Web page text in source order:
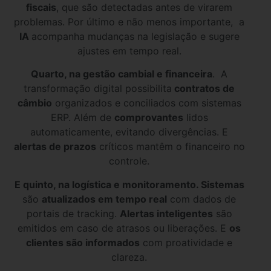
fiscais , que são detectadas antes de virarem
problemas. Por último e não menos importante, a
IA acompanha mudanças na legislação e sugere
ajustes em tempo real.
Quarto, na gestão cambial e financeira. A
transformação digital possibilita contratos de
câmbio organizados e conciliados com sistemas
ERP. Além de comprovantes lidos
automaticamente, evitando divergências. E
alertas de prazos críticos mantêm o financeiro no
controle.
E quinto, na logística e monitoramento. Sistemas
são atualizados em tempo real com dados de
portais de tracking. Alertas inteligentes são
emitidos em caso de atrasos ou liberações. E os
clientes são informados com proatividade e
clareza.